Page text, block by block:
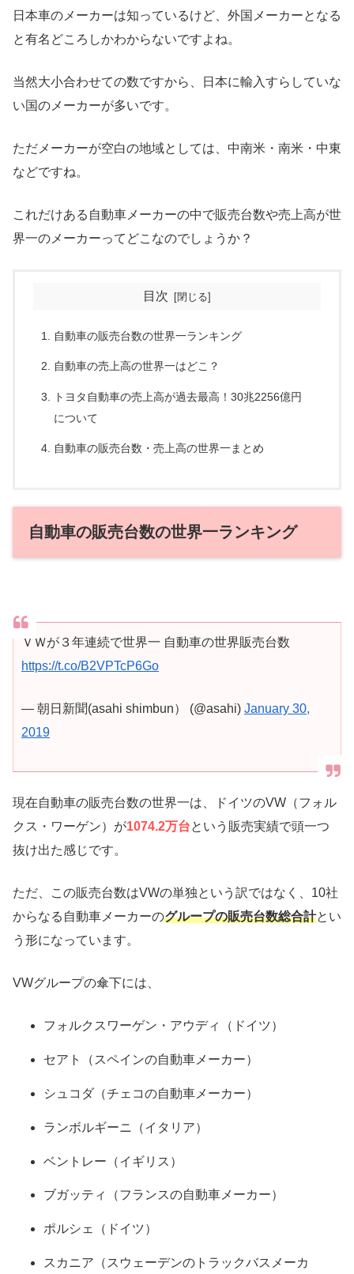
日本車のメーカーは知っているけど、外国メーカーとなる
と有名どころしかわからないですよね。
当然大小合わせての数ですから、日本に輸入すらしていな
い国のメーカーが多いです。
ただメーカーが空白の地域としては、中南米・南米・中東
などですね。
これだけある自動車メーカーの中で販売台数や売上高が世
界一のメーカーってどこなのでしょうか？
目次
自動車の販売台数の世界一ランキング
自動車の売上高の世界一はどこ？
トヨタ自動車の売上高が過去最高！30兆2256億円
について
自動車の販売台数・売上高の世界一まとめ
自動車の販売台数の世界一ランキング
ＶＷが３年連続で世界一 自動車の世界販売台数
https://t.co/B2VPTcP6Go
— 朝日新聞(asahi shimbun） (@asahi) January 30,
2019
現在自動車の販売台数の世界一は、ドイツのVW（フォル
クス・ワーゲン）が1074.2万台という販売実績で頭一つ
抜け出た感じです。
ただ、この販売台数はVWの単独という訳ではなく、10社
からなる自動車メーカーのグループの販売台数総合計とい
う形になっています。
VWグループの傘下には、
フォルクスワーゲン・アウディ（ドイツ）
セアト（スペインの自動車メーカー）
シュコダ（チェコの自動車メーカー）
ランボルギーニ（イタリア）
ベントレー（イギリス）
ブガッティ（フランスの自動車メーカー）
ポルシェ（ドイツ）
スカニア（スウェーデンのトラックバスメーカ